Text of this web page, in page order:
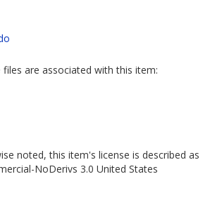
are associated with this item:
noted, this item's license is described as
NoDerivs 3.0 United States